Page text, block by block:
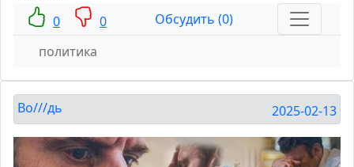
0 0
Обсудить (0)
политика
Во///дь 2025-02-13